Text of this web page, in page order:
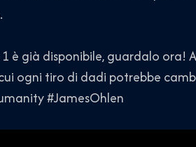
1 è già disponibile, guardalo
ogni tiro di dadi potrebbe
#JamesOhlen